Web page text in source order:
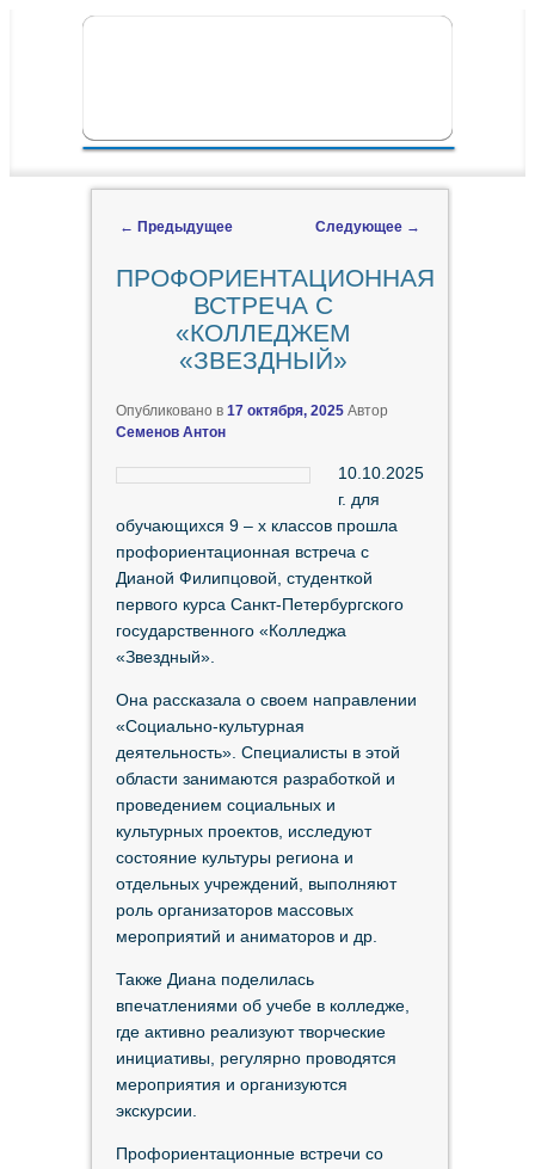
ГЛАВНОЕ МЕНЮ
← Предыдущее Следующее →
ПРОФОРИЕНТАЦИОННАЯ
ВСТРЕЧА С
«КОЛЛЕДЖЕМ
«ЗВЕЗДНЫЙ»
Опубликовано в 17 октября, 2025 Автор
Семенов Антон
10.10.2025
г. для
обучающихся 9 – х классов прошла
профориентационная встреча с
Дианой Филипцовой, студенткой
первого курса Санкт-Петербургского
государственного «Колледжа
«Звездный».
Она рассказала о своем направлении
«Социально-культурная
деятельность». Специалисты в этой
области занимаются разработкой и
проведением социальных и
культурных проектов, исследуют
состояние культуры региона и
отдельных учреждений, выполняют
роль организаторов массовых
мероприятий и аниматоров и др.
Также Диана поделилась
впечатлениями об учебе в колледже,
где активно реализуют творческие
инициативы, регулярно проводятся
мероприятия и организуются
экскурсии.
Профориентационные встречи со